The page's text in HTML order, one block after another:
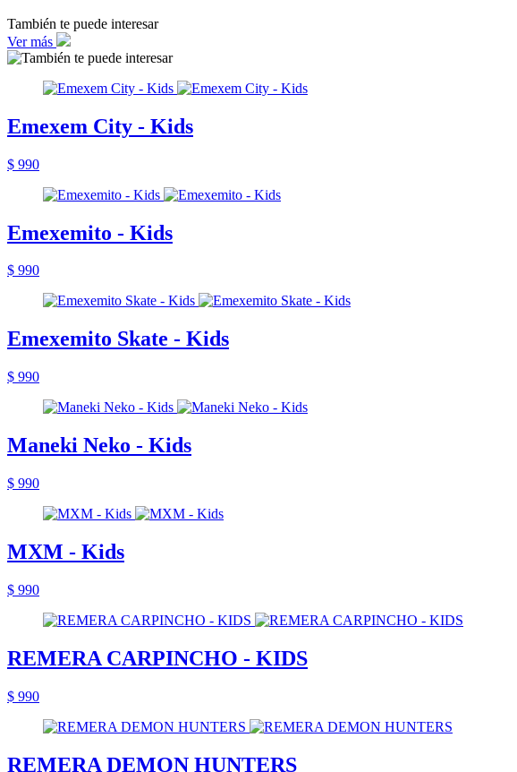
También te puede interesar
Ver más
Emexem City - Kids
$ 990
Emexemito - Kids
$ 990
Emexemito Skate - Kids
$ 990
Maneki Neko - Kids
$ 990
MXM - Kids
$ 990
REMERA CARPINCHO - KIDS
$ 990
REMERA DEMON HUNTERS